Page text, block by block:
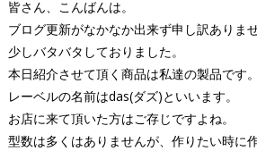
皆さん、こんばんは。
ブログ更新がなかなか出来ず申し訳ありませ
少しバタバタしておりました。
本日紹介させて頂く商品は私達の製品です。
レーベルの名前はdas(ダズ)といいます。
お店に来て頂いた方はご存じですよね。
型数は多くはありませんが、作りたい時に